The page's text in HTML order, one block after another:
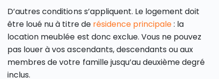
D’autres conditions s’appliquent. Le logement doit
être loué nu à titre de résidence principale: la
location meublée est donc exclue. Vous ne pouvez
pas louer à vos ascendants, descendants ou aux
membres de votre famille jusqu’au deuxième degré
inclus.